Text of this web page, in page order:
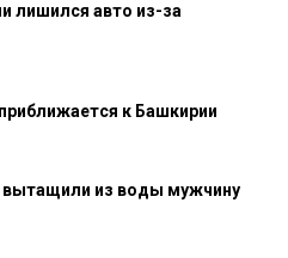
лишился авто из-за
к Башкирии
вытащили из воды мужчину